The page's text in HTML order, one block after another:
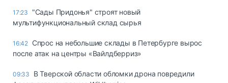
17:23
"Сады Придонья" строят новый
мультифункциональный склад сырья
16:42 Спрос на небольшие склады в Петербурге вырос
после атак на центры «Вайлдберриз»
09:33
В Тверской области обломки дрона повредили